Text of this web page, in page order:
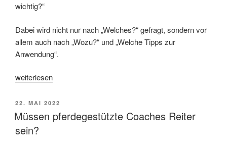
wichtig?“
Dabei wird nicht nur nach „Welches?“ gefragt, sondern vor
allem auch nach „Wozu?“ und „Welche Tipps zur
Anwendung“.
„Material
pferdegestützten
Coaching“
weiterlesen
VERÖFFENTLICHT
AM
22. MAI 2022
Müssen pferdegestützte Coaches Reiter
sein?